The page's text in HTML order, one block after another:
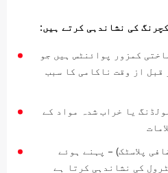
کی نشاندہی کرتے ہیں:
کمزور پوائنٹس ہیں جو
قبل از وقت ناکامی کا سبب
یا خراب شدہ مواد کے
پلاسٹک) – پہنے ہوئے
کی نشاندہی کرتا ہے